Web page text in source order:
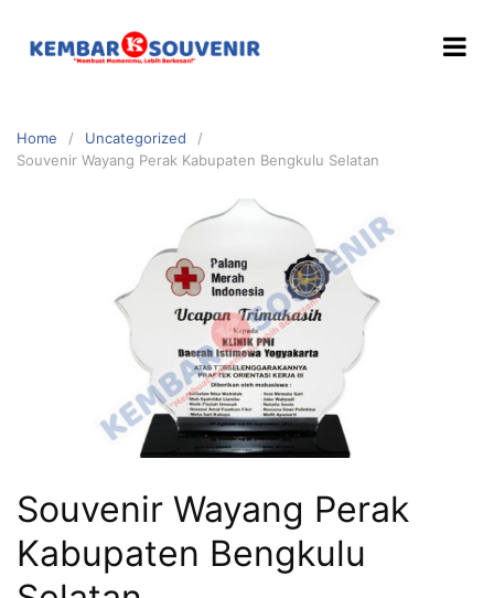
Home
Uncategorized
Souvenir Wayang Perak Kabupaten Bengkulu Selatan
Souvenir Wayang Perak
Kabupaten Bengkulu